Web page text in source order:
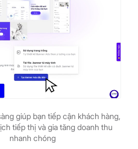
giúp bạn tiếp cận khách hàng,
tiếp thị và gia tăng doanh thu
nhanh chóng